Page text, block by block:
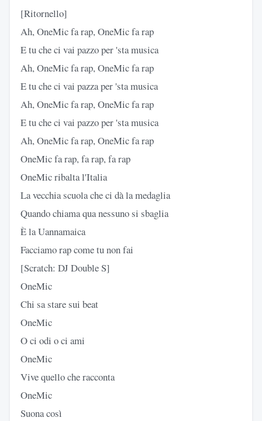
[Ritornello]
Ah, OneMic fa rap, OneMic fa rap
E tu che ci vai pazzo per 'sta musica
Ah, OneMic fa rap, OneMic fa rap
E tu che ci vai pazza per 'sta musica
Ah, OneMic fa rap, OneMic fa rap
E tu che ci vai pazzo per 'sta musica
Ah, OneMic fa rap, OneMic fa rap
OneMic fa rap, fa rap, fa rap
OneMic ribalta l'Italia
La vecchia scuola che ci dà la medaglia
Quando chiama qua nessuno si sbaglia
È la Uannamaica
Facciamo rap come tu non fai
[Scratch: DJ Double S]
OneMic
Chi sa stare sui beat
OneMic
O ci odi o ci ami
OneMic
Vive quello che racconta
OneMic
Suona così